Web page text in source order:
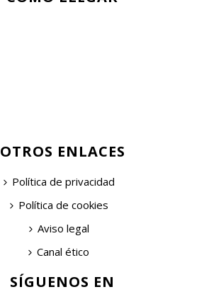
OTROS ENLACES
Política de privacidad
Política de cookies
Aviso legal
Canal ético
SÍGUENOS EN